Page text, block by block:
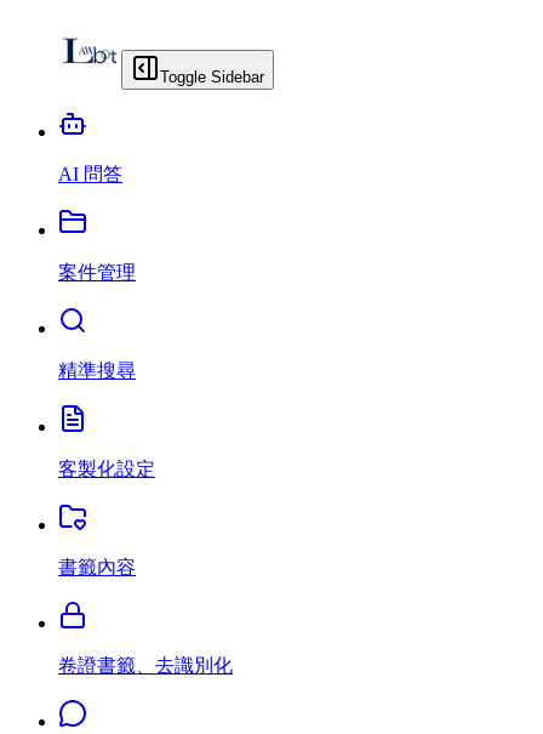
Toggle Sidebar
AI 問答
案件管理
精準搜尋
客製化設定
書籤內容
卷證書籤、去識別化